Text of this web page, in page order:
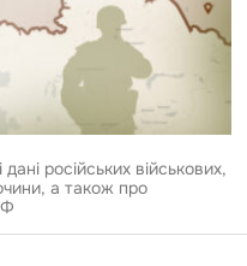
російських військових,
а також про